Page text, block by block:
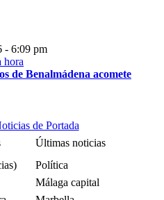
- 6:09 pm
de Benalmádena acomete
de Portada
Últimas noticias
Política
Málaga capital